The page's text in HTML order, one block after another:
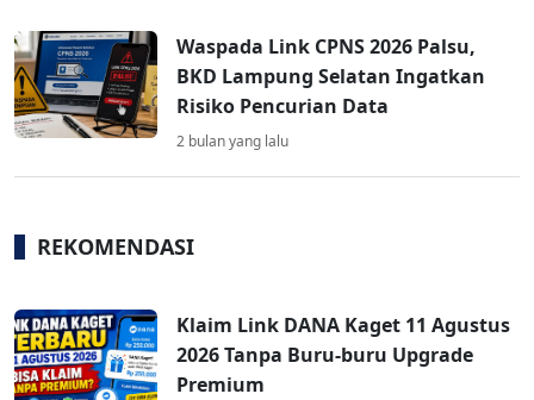
Waspada Link CPNS 2026 Palsu,
BKD Lampung Selatan Ingatkan
Risiko Pencurian Data
2 bulan yang lalu
REKOMENDASI
Klaim Link DANA Kaget 11 Agustus
2026 Tanpa Buru-buru Upgrade
Premium